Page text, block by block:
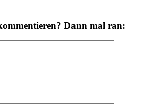
Dann mal ran: